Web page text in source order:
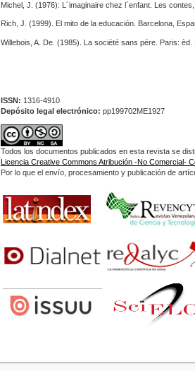
Michel, J. (1976): L´imaginaire chez l´enfant. Les
Rich, J. (1999). El mito de la educación. Barcelona,
Willebois, A. De. (1985). La société sans pére. Paris: èd.
ISSN: 1316-4910
Depósito legal electrónico: pp199702ME1927
Todos los documentos publicados en esta revista se
Licencia Creative Commons Atribución -No Comercial-
Por lo que el envío, procesamiento y publicación de